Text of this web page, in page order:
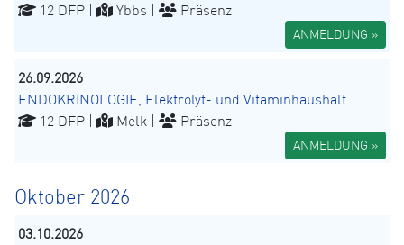
12 DFP |
Ybbs | Präsenz
ANMELDUNG »
26.09.2026
ENDOKRINOLOGIE, Elektrolyt- und Vitaminhaushalt
12 DFP |
Melk | Präsenz
ANMELDUNG »
Oktober 2026
03.10.2026